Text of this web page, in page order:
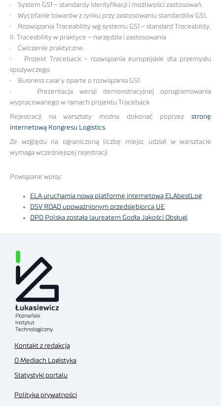
• System GS1 – standardy identyfikacji i możliwości zastosowań.
• Wycofanie towarów z rynku przy zastosowaniu standardów GS1.
• Rozwiązania Traceability wg systemu GS1 – standard Traceability.
II. Traceability w praktyce – narzędzia i zastosowania
• Ćwiczenie praktyczne.
• Projekt Traceback – rozwiązania europejskie dla przemysłu
spożywczego.
• Business case’y oparte o rozwiązania GS1.
• Prezentacja wersji demonstracyjnej oprogramowania
wypracowanego w ramach projektu Traceback
Rejestracji na warsztaty można dokonać poprzez stronę
internetową Kongresu Logistics.
Ze względu na ograniczoną liczbę miejsc udział w warsztacie
wymaga wcześniejszej rejestracji
Powiązane wpisy:
ELA uruchamia nowa platformę internetową ELAbestLog
DSV ROAD upoważnionym przedsiębiorcą UE
DPD Polska została laureatem Godła Jakości Obsługi
Kontakt z redakcją
O Mediach Logistyka
Statystyki portalu
Polityka prywatności